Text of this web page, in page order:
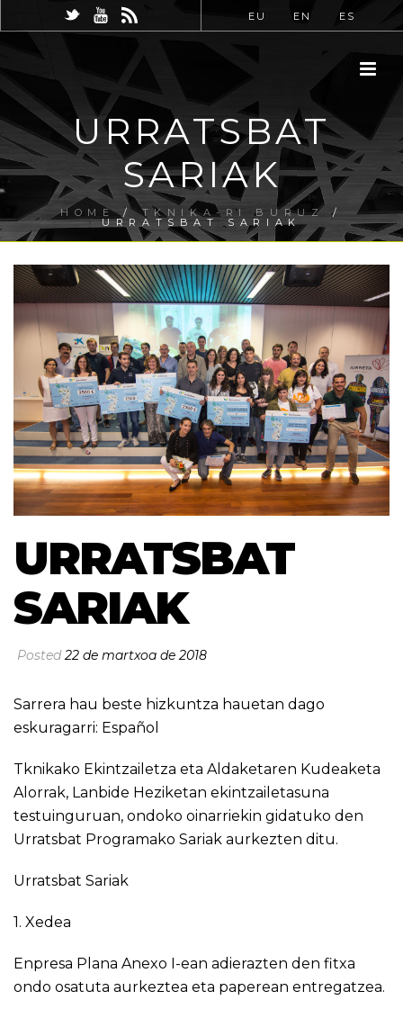
EU EN ES
URRATSBAT
SARIAK
HOME/TKNIKA-RI BURUZ /
URRATSBAT SARIAK
URRATSBAT
SARIAK
Posted22 de martxoa de 2018
Sarrera hau beste hizkuntza hauetan dago
eskuragarri: Español
Tknikako Ekintzailetza eta Aldaketaren Kudeaketa
Alorrak, Lanbide Heziketan ekintzailetasuna
testuinguruan, ondoko oinarriekin gidatuko den
Urratsbat Programako Sariak aurkezten ditu.
Urratsbat Sariak
1. Xedea
Enpresa Plana Anexo I-ean adierazten den fitxa
ondo osatuta aurkeztea eta paperean entregatzea.